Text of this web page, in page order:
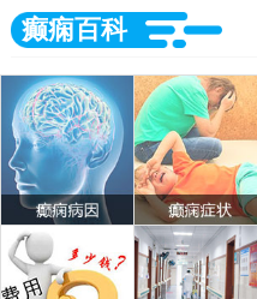
癫痫百科